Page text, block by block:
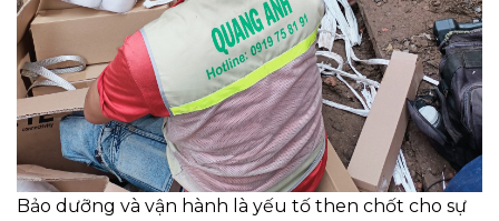
Bảo dưỡng và vận hành là yếu tố then chốt cho sự